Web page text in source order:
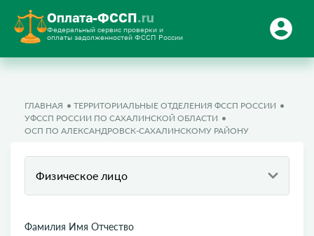
Оплата-ФССП.ru
Федеральный сервис проверки и
оплаты задолженностей ФССП России
ГЛАВНАЯ
ТЕРРИТОРИАЛЬНЫЕ ОТДЕЛЕНИЯ ФССП РОССИИ
УФССП РОССИИ ПО САХАЛИНСКОЙ ОБЛАСТИ
ОСП ПО АЛЕКСАНДРОВСК-САХАЛИНСКОМУ РАЙОНУ
Физическое лицо
Фамилия Имя Отчество